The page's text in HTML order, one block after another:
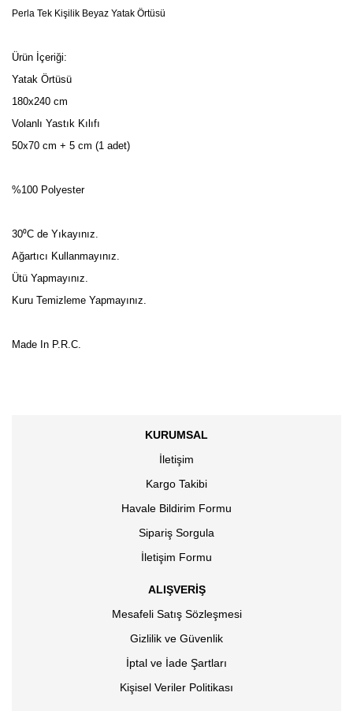
Perla Tek Kişilik Beyaz Yatak Örtüsü
Ürün İçeriği:
Yatak Örtüsü
180x240 cm
Volanlı Yastık Kılıfı
50x70 cm + 5 cm (1 adet)
%100 Polyester
30⁰C de Yıkayınız.
Ağartıcı Kullanmayınız.
Ütü Yapmayınız.
Kuru Temizleme Yapmayınız.
Made In P.R.C.
KURUMSAL
İletişim
Kargo Takibi
Havale Bildirim Formu
Sipariş Sorgula
İletişim Formu
ALIŞVERİŞ
Mesafeli Satış Sözleşmesi
Gizlilik ve Güvenlik
İptal ve İade Şartları
Kişisel Veriler Politikası